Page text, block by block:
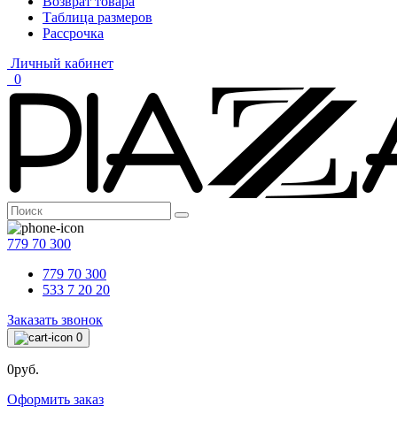
Таблица размеров
Рассрочка
Личный кабинет
0
779 70 300
779 70 300
533 7 20 20
Заказать звонок
0
0руб.
Оформить заказ